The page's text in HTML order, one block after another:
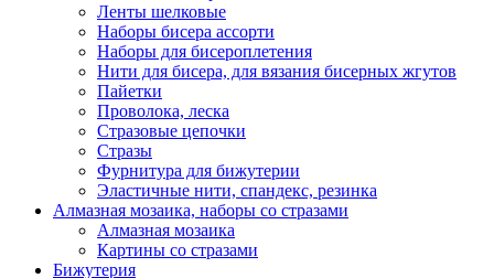
Ленты шелковые
Наборы бисера ассорти
Наборы для бисероплетения
Нити для бисера, для вязания бисерных жгутов
Пайетки
Проволока, леска
Стразовые цепочки
Стразы
Фурнитура для бижутерии
Эластичные нити, спандекс, резинка
Алмазная мозаика, наборы со стразами
Алмазная мозаика
Картины co стразами
Бижутерия